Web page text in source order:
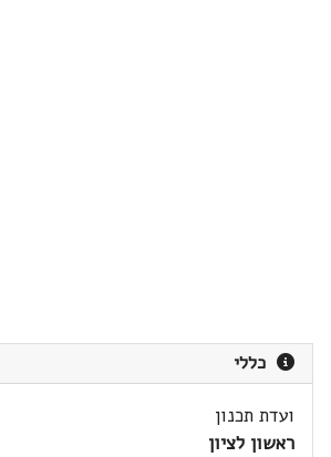
כללי
ועדת תכנון
ראשון לציון